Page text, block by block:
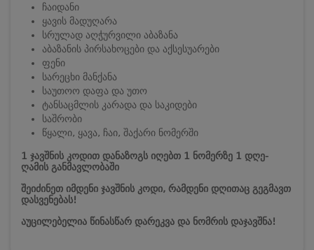
ჩაიდანი
ყავის მადუღარა
სრულად აღჭურვილი აბაზანა
აბაზანის პირსახოცები და აქსესუარები
ფენი
სარეცხი მანქანა
საუთოო დაფა და უთო
ტანსაცმლის კარადა და საკიდები
საშრობი
წყალი, ყავა, ჩაი, შაქარი ნომერში
1 ჯავშნის კოდით დანაზოგს იღებთ 1 ნომერზე 1 დღე-
ღამის განმავლობაში
შეიძინეთ იმდენი ჯავშნის კოდი, რამდენი დღითაც გეგმავთ
დასვენებას!
აუცილებელია წინასწარ დარეკვა და ნომრის დაჯავშნა!